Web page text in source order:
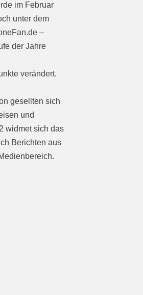
im Februar
unter dem
–
der Jahre
verändert.
gesellten sich
und
widmet sich das
Berichten aus